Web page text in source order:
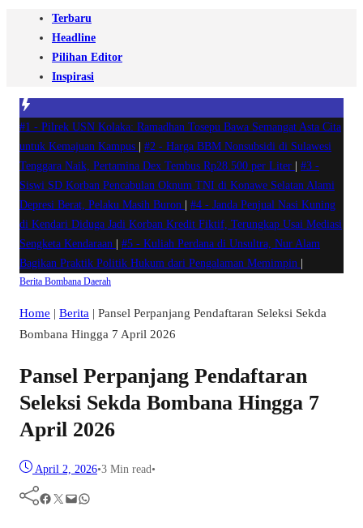
Terbaru
Headline
Pilihan Editor
Inspirasi
#1 - Pilrek USN Kolaka: Ramadhan Tosepu Bawa Semangat Asta Cita
untuk Kemajuan Kampus
#2 - Harga BBM Nonsubsidi di Sulawesi
Tenggara Naik, Pertamina Dex Tembus Rp28.500 per Liter
#3 -
Siswi SD Korban Pencabulan Oknum TNI di Konawe Selatan Alami
Depresi Berat, Pelaku Masih Buron
#4 - Janda Penjual Nasi Kuning
di Kendari Diduga Jadi Korban Kredit Fiktif, Terungkap Usai Mediasi
Sengketa Kendaraan
#5 - Kuliah Perdana di Unsultra, Nur Alam
Bagikan Praktik Politik Hukum dari Pengalaman Memimpin
Berita Bombana Daerah
Home | Berita | Pansel Perpanjang Pendaftaran Seleksi Sekda
Bombana Hingga 7 April 2026
Pansel Perpanjang Pendaftaran
Seleksi Sekda Bombana Hingga 7
April 2026
April 2, 2026•3 Min read•
Facebook Twitter Mail WhatsApp